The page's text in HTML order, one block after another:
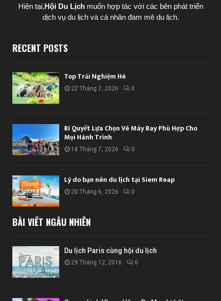
Hiện tại,Hội Du Lịch muốn hợp tác với các bên phát triển
dịch vụ du lịch và cá nhân đam mê du lịch.
RECENT POSTS
Top Trải Nghiệm Hè
22 Tháng 7, 2026 0
Bí Quyết Lựa Chọn Vé Máy Bay Phù Hợp Cho
Mọi Hành Trình
18 Tháng 7, 2026 0
Lý do bạn nên du lịch tại Siem Reap
20 Tháng 6, 2026 0
BÀI VIẾT NGẪU NHIÊN
Du lịch Paris cùng hội du lịch
29 Tháng 12, 2016 0